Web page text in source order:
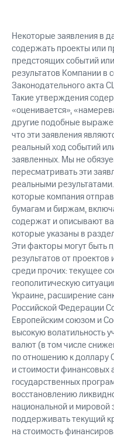
Некоторые заявления в
содержать проекты или
предстоящих событий
результатов Компании в
Законодательного акта
Такие утверждения
«оценивается»,
другие подобные
что эти заявления
реальный ход событий
заявленных. Мы не
пересматривать эти
реальными
которые компания
бумагам и биржам,
содержат и описывают
которые указаны в
Эти факторы могут быть
результатов от
среди прочих: текущее
геополитическую
Украине, расширение
Российской Федерации
Европейским союзом и
высокую волатильность
валют (в том числе
по отношению к доллару
и стоимости финансовых
государственных
восстановлению
национальной и
поддерживать текущий
на стоимость